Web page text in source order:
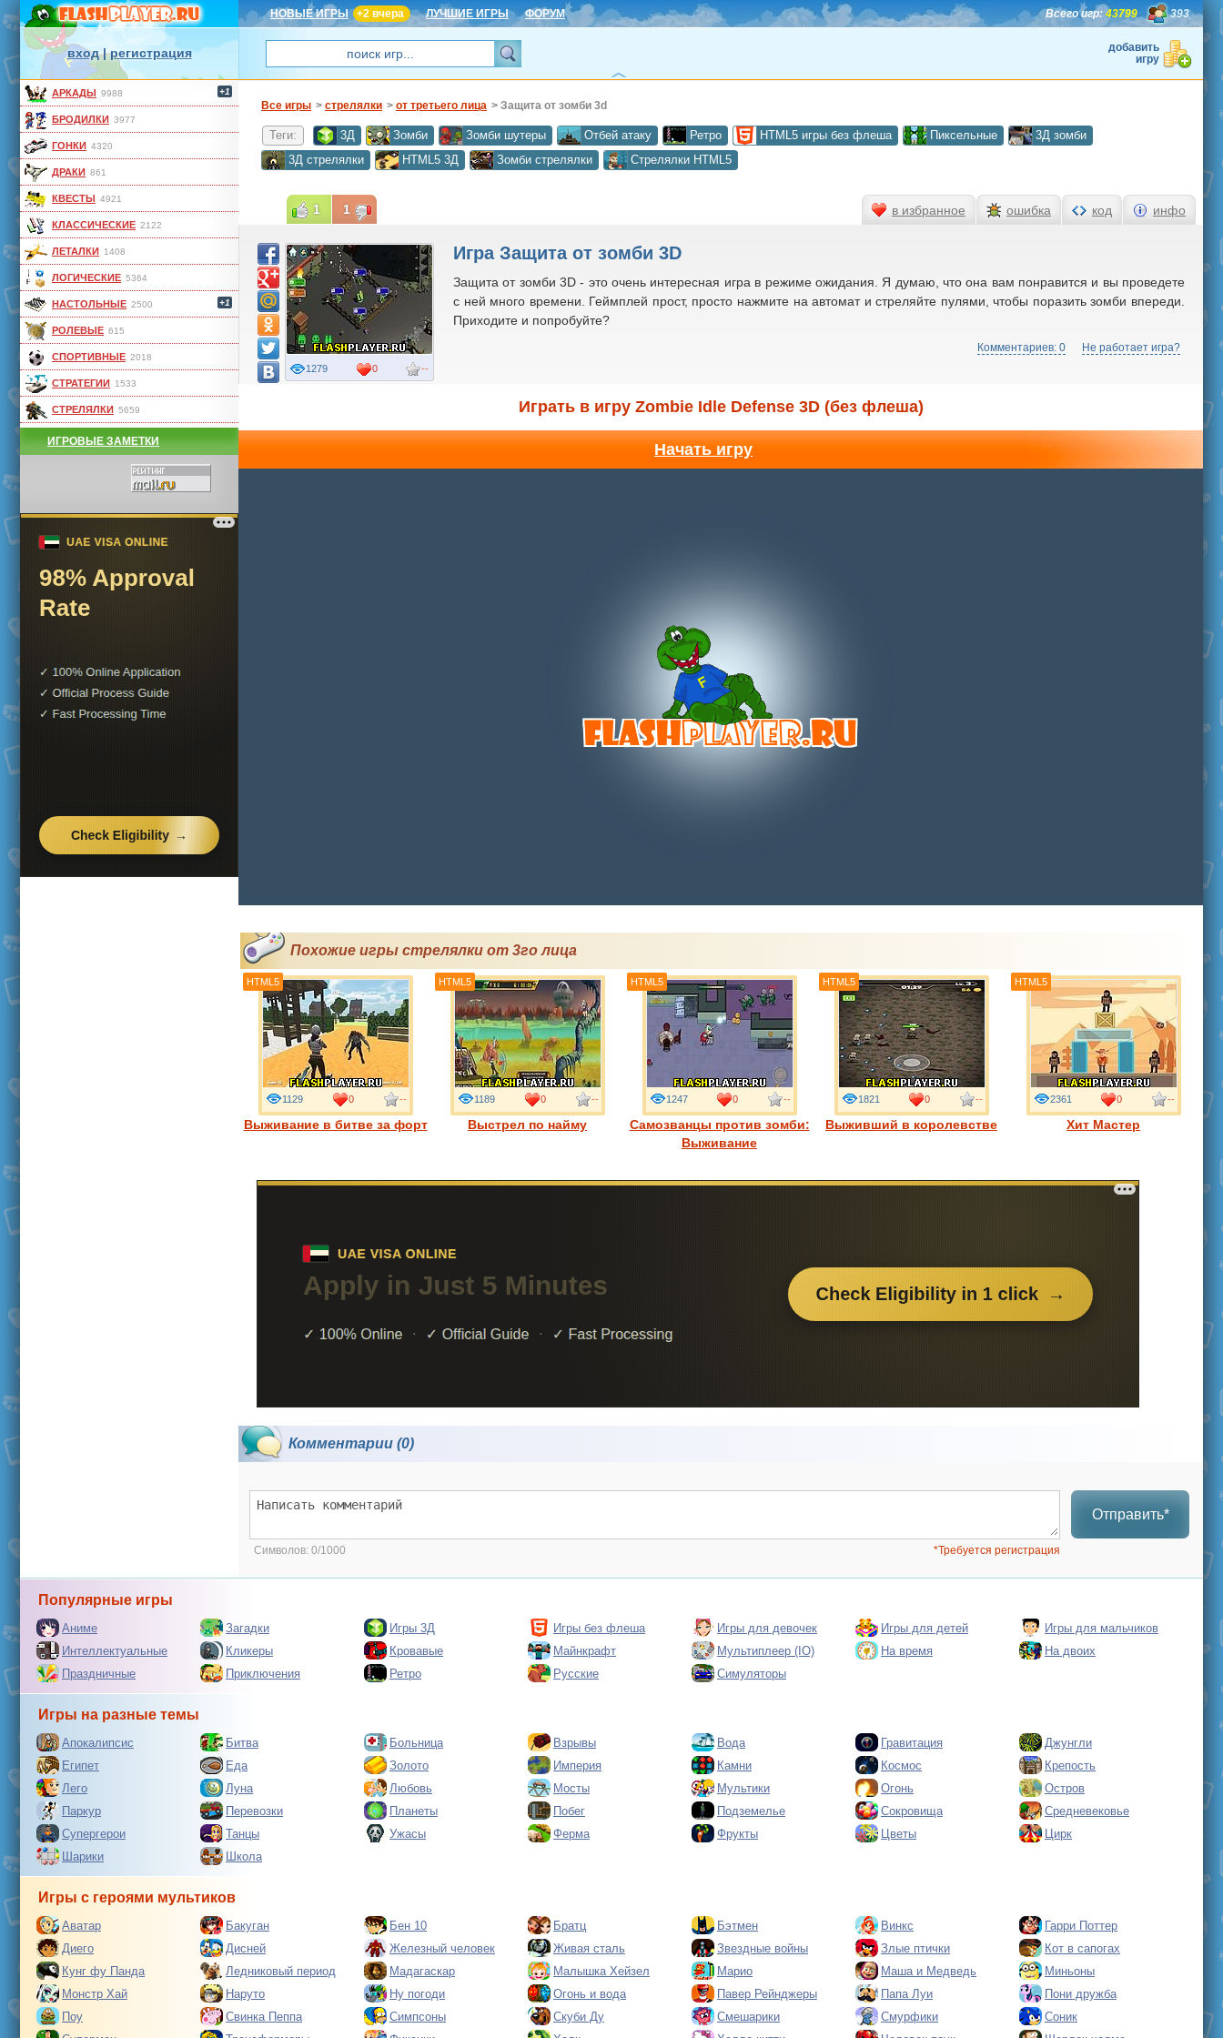
НОВЫЕ ИГРЫ +2 вчера ЛУЧШИЕ ИГРЫ ФОРУМ 393
Всего игр:43799
вход|регистрация
добавить
игру
АРКАДЫ 9988 +1
БРОДИЛКИ 3977
ГОНКИ 4320
ДРАКИ 861
КВЕСТЫ 4921
КЛАССИЧЕСКИЕ 2122
ЛЕТАЛКИ 1408
ЛОГИЧЕСКИЕ 5364
НАСТОЛЬНЫЕ 2500 +1
РОЛЕВЫЕ 615
СПОРТИВНЫЕ 2018
СТРАТЕГИИ 1533
СТРЕЛЯЛКИ 5659
ИГРОВЫЕ ЗАМЕТКИ
Все игры > стрелялки > от третьего лица > Защита от зомби 3d
Теги: 3Д Зомби Зомби шутеры Отбей атаку Ретро HTML5 игры без флеша Пиксельные
3Д зомби
3Д стрелялки
HTML5 3Д Зомби стрелялки Стрелялки HTML5
Игра Защита от зомби 3D
Защита от зомби 3D - это очень интересная игра в режиме ожидания. Я думаю, что она вам понравится и вы проведете
с ней много времени. Геймплей прост, просто нажмите на автомат и стреляйте пулями, чтобы поразить зомби впереди.
Приходите и попробуйте?
Комментариев: 0 Не работает игра?
--
1279 0
1 1 в избранное ошибка код инфо
Играть в игру Zombie Idle Defense 3D (без флеша)
Начать игру
Похожие игры стрелялки от 3го лица
Выживание в битве за форт
1129 0 --
HTML5
Выстрел по найму
1189 0 --
HTML5
Самозванцы против зомби:
Выживание
1247 0 --
HTML5
Выживший в королевстве
1821 0 --
HTML5
Хит Мастер
2361 0 --
HTML5
Комментарии (0)
Отправить*
Символов: 0/1000 *Требуется регистрация
Популярные игры
Аниме Загадки Игры 3Д Игры без флеша Игры для девочек Игры для детей
Игры для мальчиков
Интеллектуальные
Кликеры Кровавые Майнкрафт Мультиплеер (IO) На время
На двоих
Праздничные
Приключения Ретро Русские Симуляторы
Игры на разные темы
Апокалипсис Битва Больница Взрывы Вода Гравитация
Джунгли
Египет
Еда Золото Империя Камни Космос
Крепость
Лего
Луна Любовь Мосты Мультики Огонь
Остров
Паркур
Перевозки Планеты Побег Подземелье Сокровища
Средневековье
Супергерои
Танцы Ужасы Ферма Фрукты Цветы
Цирк
Шарики
Школа
Игры с героями мультиков
Аватар Бакуган Бен 10 Братц Бэтмен Винкс
Гарри Поттер
Диего
Дисней Железный человек Живая сталь Звездные войны Злые птички
Кот в сапогах
Кунг фу Панда
Ледниковый период Мадагаскар Малышка Хейзел Марио Маша и Медведь
Миньоны
Монстр Хай
Наруто Ну погоди Огонь и вода Павер Рейнджеры Папа Луи
Пони дружба
Поу
Свинка Пеппа Симпсоны Скуби Ду Смешарики Смурфики
Соник